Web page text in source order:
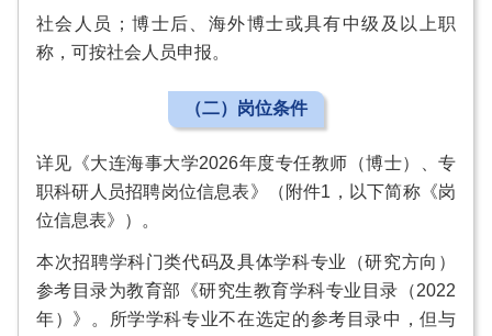
社会人员；博士后、海外博士或具有中级及以上职
称，可按社会人员申报。
（二）岗位条件
详见《大连海事大学2026年度专任教师（博士）、专
职科研人员招聘岗位信息表》（附件1，以下简称《岗
位信息表》）。
本次招聘学科门类代码及具体学科专业（研究方向）
参考目录为教育部《研究生教育学科专业目录（2022
年）》。所学学科专业不在选定的参考目录中，但与